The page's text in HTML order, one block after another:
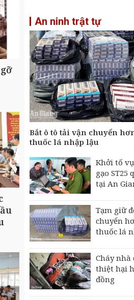
An ninh trật tự
Bắt ô tô tải vận chuyển
thuốc lá nhập lậu
Khởi tố
gạo ST25
tại An
Tạm giữ
chuyển
thuốc lá
Cháy nhà
thiệt hại
đồng